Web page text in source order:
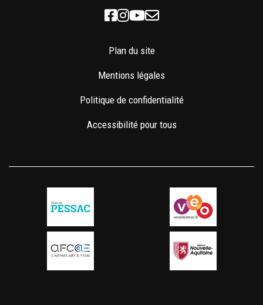
Facebook
Instagram
Youtube
Newsletter
Plan du site
Mentions légales
Politique de confidentialité
Accessibilité pour tous